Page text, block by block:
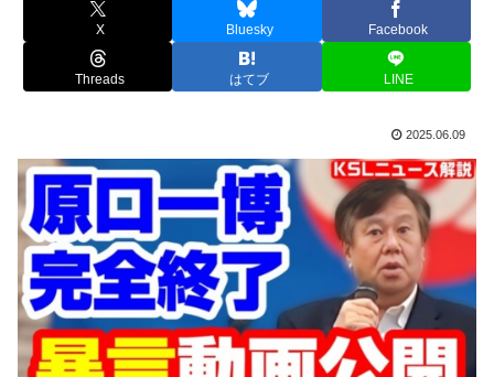
X Bluesky Facebook
Threads はてブ LINE
2025.06.09